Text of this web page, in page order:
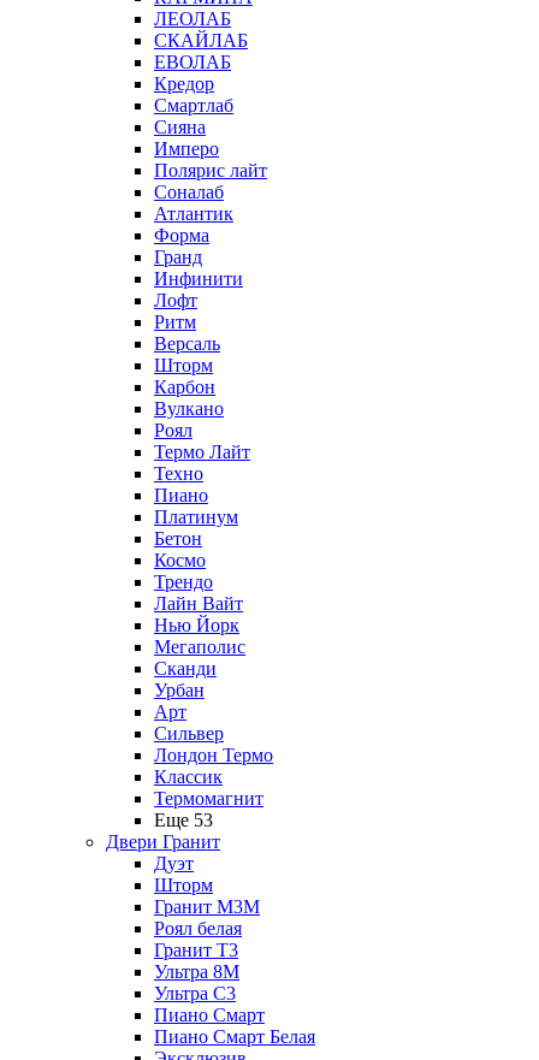
ЛЕОЛАБ
СКАЙЛАБ
ЕВОЛАБ
Кредор
Смартлаб
Сияна
Имперо
Полярис лайт
Соналаб
Атлантик
Форма
Гранд
Инфинити
Лофт
Ритм
Версаль
Шторм
Карбон
Вулкано
Роял
Термо Лайт
Техно
Пиано
Платинум
Бетон
Космо
Трендо
Лайн Вайт
Нью Йорк
Мегаполис
Сканди
Урбан
Арт
Сильвер
Лондон Термо
Классик
Термомагнит
Еще 53
Двери Гранит
Дуэт
Шторм
Гранит М3М
Роял белая
Гранит Т3
Ультра 8М
Ультра С3
Пиано Смарт
Пиано Смарт Белая